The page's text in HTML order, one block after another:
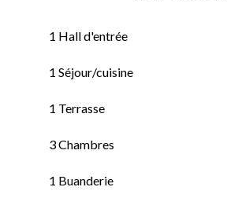
1 Hall d'entrée
1 Séjour/cuisine
1 Terrasse
3 Chambres
1 Buanderie